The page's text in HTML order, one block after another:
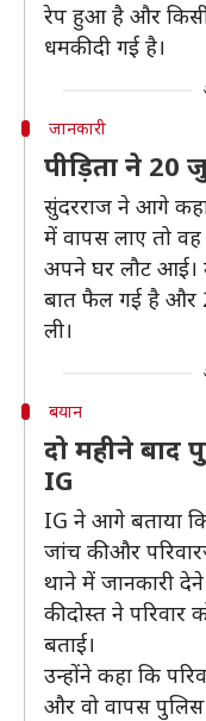
रेप हुआ है और किसी
धमकी दी गई है।
जानकारी
पीड़िता ने 20
सुंदरराज ने आगे
में वापस लाए तो वह
अपने घर लौट आई।
बात फैल गई है और
ली।
बयान
दो महीने
IG
IG ने आगे बताया
जांच की और
थाने में जानकारी
की दोस्त ने
बताई।
उन्होंने कहा कि
और वो वापस